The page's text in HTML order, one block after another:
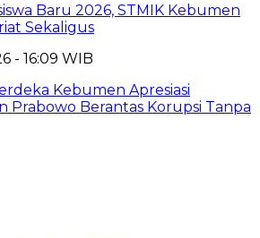
Baru 2026, STMIK Kebumen
Sekaligus
- 16:09 WIB
Kebumen Apresiasi
Prabowo Berantas Korupsi Tanpa